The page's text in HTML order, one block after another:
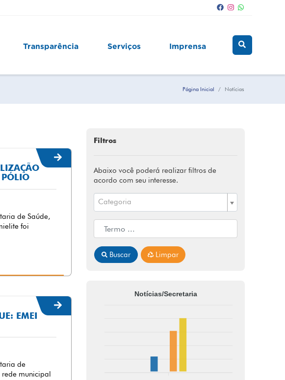
Transparência Serviços Imprensa
Página Inicial Notícias
de Saúde,
foi
EMEI
de
municipal
Filtros
Abaixo você poderá realizar filtros de
acordo com seu interesse.
Categoria
Buscar Limpar
Notícias/Secretaria